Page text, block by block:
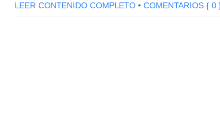
LEER CONTENIDO COMPLETO • COMENTARIOS { 0